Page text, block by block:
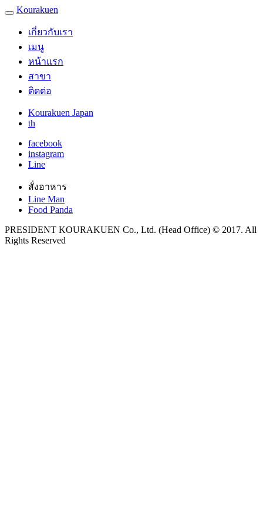
Kourakuen
เกี่ยวกับเรา
เมนู
หน้าแรก
สาขา
ติดต่อ
Kourakuen Japan
th
facebook
instagram
Line
สั่งอาหาร
Line Man
Food Panda
PRESIDENT KOURAKUEN Co., Ltd. (Head Office) © 2017. All
Rights Reserved